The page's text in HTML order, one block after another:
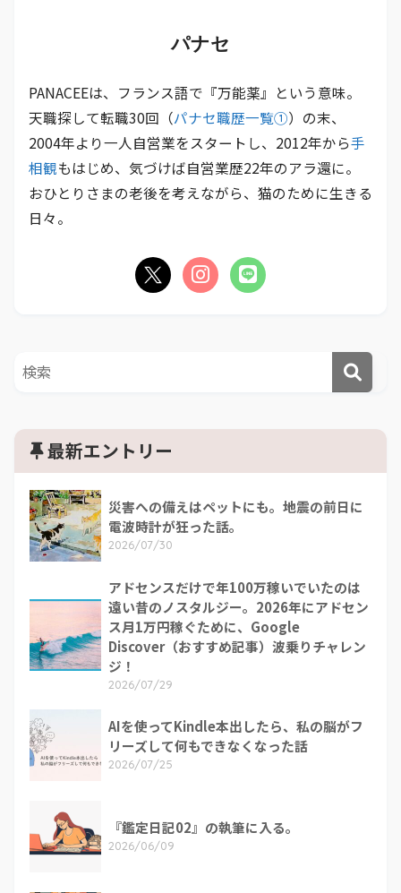
パナセ
PANACEEは、フランス語で『万能薬』という意味。
天職探して転職30回（パナセ職歴一覧①）の末、
2004年より一人自営業をスタートし、2012年から手
相観もはじめ、気づけば自営業歴22年のアラ還に。
おひとりさまの老後を考えながら、猫のために生きる
日々。
最新エントリー
災害への備えはペットにも。地震の前日に
電波時計が狂った話。
2026/07/30
アドセンスだけで年100万稼いでいたのは
遠い昔のノスタルジー。2026年にアドセン
ス月1万円稼ぐために、Google
Discover（おすすめ記事）波乗りチャレン
ジ！
2026/07/29
AIを使ってKindle本出したら、私の脳がフ
リーズして何もできなくなった話
2026/07/25
『鑑定日記02』の執筆に入る。
2026/06/09